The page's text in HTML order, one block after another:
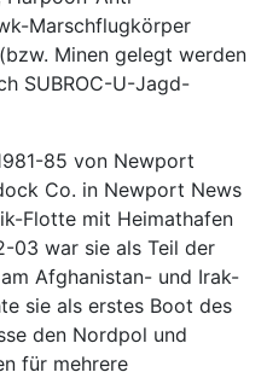
Marschflugkörper
Minen gelegt werden
SUBROC-U-Jagd-
85 von Newport
Co. in Newport News
Flotte mit Heimathafen
03 war sie als Teil der
Afghanistan- und Irak-
sie als erstes Boot des
den Nordpol und
für mehrere